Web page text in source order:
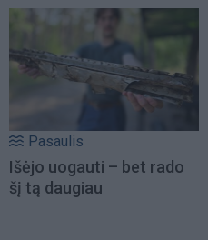
Pasaulis
Išėjo uogauti – bet rado
šį tą daugiau